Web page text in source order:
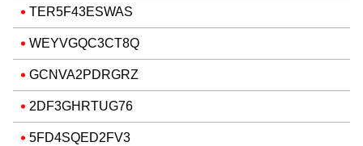
TER5F43ESWAS
WEYVGQC3CT8Q
GCNVA2PDRGRZ
2DF3GHRTUG76
5FD4SQED2FV3